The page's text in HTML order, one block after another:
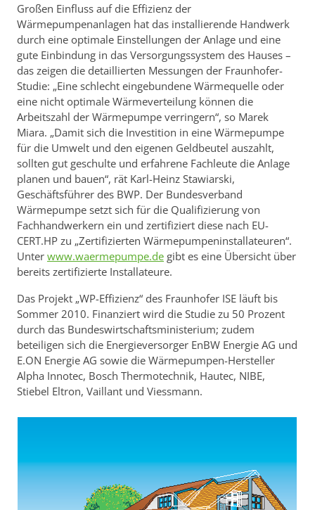
Großen Einfluss auf die Effizienz der
Wärmepumpenanlagen hat das installierende Handwerk
durch eine optimale Einstellungen der Anlage und eine
gute Einbindung in das Versorgungssystem des Hauses –
das zeigen die detaillierten Messungen der Fraunhofer-
Studie: „Eine schlecht eingebundene Wärmequelle oder
eine nicht optimale Wärmeverteilung können die
Arbeitszahl der Wärmepumpe verringern“, so Marek
Miara. „Damit sich die Investition in eine Wärmepumpe
für die Umwelt und den eigenen Geldbeutel auszahlt,
sollten gut geschulte und erfahrene Fachleute die Anlage
planen und bauen“, rät Karl-Heinz Stawiarski,
Geschäftsführer des BWP. Der Bundesverband
Wärmepumpe setzt sich für die Qualifizierung von
Fachhandwerkern ein und zertifiziert diese nach EU-
CERT.HP zu „Zertifizierten Wärmepumpeninstallateuren“.
Unter www.waermepumpe.de gibt es eine Übersicht über
bereits zertifizierte Installateure.
Das Projekt „WP-Effizienz“ des Fraunhofer ISE läuft bis
Sommer 2010. Finanziert wird die Studie zu 50 Prozent
durch das Bundeswirtschaftsministerium; zudem
beteiligen sich die Energieversorger EnBW Energie AG und
E.ON Energie AG sowie die Wärmepumpen-Hersteller
Alpha Innotec, Bosch Thermotechnik, Hautec, NIBE,
Stiebel Eltron, Vaillant und Viessmann.